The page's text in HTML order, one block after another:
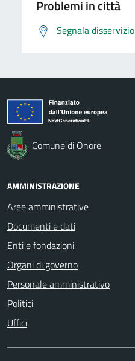
Problemi in città
Segnala disservizio
Comune di Onore
AMMINISTRAZIONE
Aree amministrative
Documenti e dati
Enti e fondazioni
Organi di governo
Personale amministrativo
Politici
Uffici